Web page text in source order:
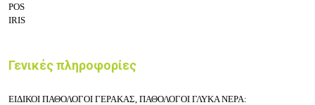
POS
IRIS
Γενικές πληροφορίες
ΕΙΔΙΚΟΙ ΠΑΘΟΛΟΓΟΙ ΓΕΡΑΚΑΣ, ΠΑΘΟΛΟΓΟΙ ΓΛΥΚΑ ΝΕΡΑ: